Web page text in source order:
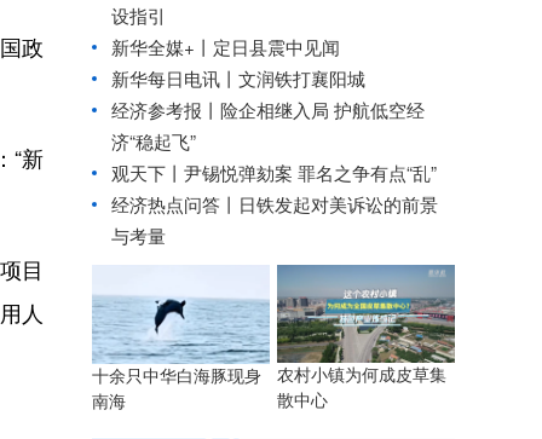
政
“新
目
人
设指引
新华全媒+丨 定日县震中见闻
新华每日电讯丨 文润铁打襄阳城
经济参考报丨 险企相继入局 护航低空经
济“稳起飞”
观天下丨尹锡悦弹劾案 罪名之争有点“乱”
经济热点问答丨日铁发起对美诉讼的前景
与考量
十余只中华白海豚现身
南海
农村小镇为何成皮草集
散中心